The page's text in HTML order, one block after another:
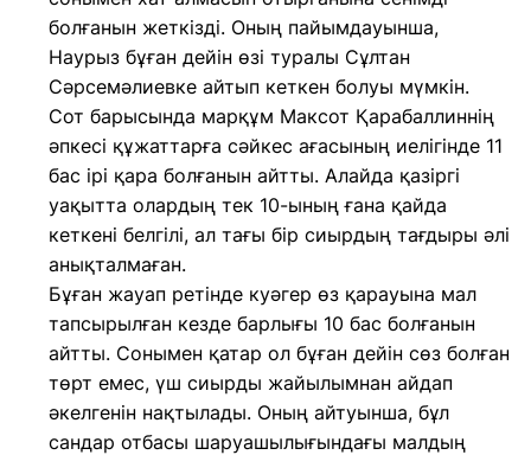
болғанын жеткізді. Оның пайымдауынша,
Наурыз бұған дейін өзі туралы Сұлтан
Сәрсемәлиевке айтып кеткен болуы мүмкін.
Сот барысында марқұм Максот Қарабаллиннің
әпкесі құжаттарға сәйкес ағасының иелігінде 11
бас ірі қара болғанын айтты. Алайда қазіргі
уақытта олардың тек 10-ының ғана қайда
кеткені белгілі, ал тағы бір сиырдың тағдыры әлі
анықталмаған.
Бұған жауап ретінде куәгер өз қарауына мал
тапсырылған кезде барлығы 10 бас болғанын
айтты. Сонымен қатар ол бұған дейін сөз болған
төрт емес, үш сиырды жайылымнан айдап
әкелгенін нақтылады. Оның айтуынша, бұл
сандар отбасы шаруашылығындағы малдың